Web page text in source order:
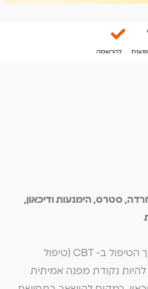
להרשמה
סטרס, הימנעות ודיכאון,
למידת עקרונות וכלים מתוך הטיפול ב- CBT (טיפול
להיות נקודת מפנה אמיתית